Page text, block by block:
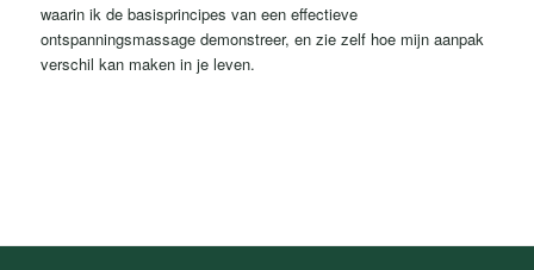
waarin ik de basisprincipes van een effectieve
ontspanningsmassage demonstreer, en zie zelf hoe mijn aanpak
verschil kan maken in je leven.